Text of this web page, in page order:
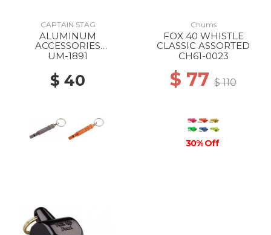
CAPTAIN STAG
ALUMINUM
ACCESSORIES
EMERGENCY WHISTLE
UM-1891
$ 40
Chums
FOX 40 WHISTLE
CLASSIC ASSORTED
CH61-0023
$ 77 $ 110
30% Off